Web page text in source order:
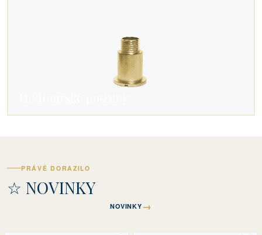
PRÁVĚ DORAZILO
☆ NOVINKY
NOVINKY →